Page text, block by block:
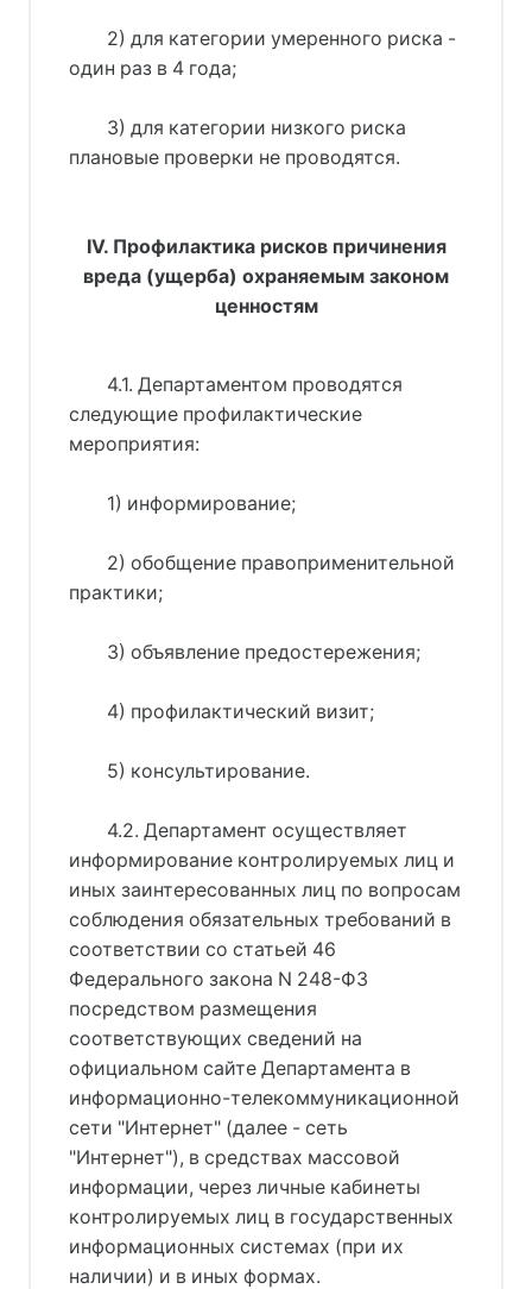
2) для категории умеренного риска -
один раз в 4 года;
3) для категории низкого риска
плановые проверки не проводятся.
IV. Профилактика рисков причинения
вреда (ущерба) охраняемым законом
ценностям
4.1. Департаментом проводятся
следующие профилактические
мероприятия:
1) информирование;
2) обобщение правоприменительной
практики;
3) объявление предостережения;
4) профилактический визит;
5) консультирование.
4.2. Департамент осуществляет
информирование контролируемых лиц и
иных заинтересованных лиц по вопросам
соблюдения обязательных требований в
соответствии со статьей 46
Федерального закона N 248-ФЗ
посредством размещения
соответствующих сведений на
официальном сайте Департамента в
информационно-телекоммуникационной
сети "Интернет" (далее - сеть
"Интернет"), в средствах массовой
информации, через личные кабинеты
контролируемых лиц в государственных
информационных системах (при их
наличии) и в иных формах.